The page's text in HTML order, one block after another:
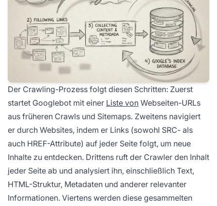
Der Crawling-Prozess folgt diesen Schritten: Zuerst
startet Googlebot mit einer Liste von Webseiten-URLs
aus früheren Crawls und Sitemaps. Zweitens navigiert
er durch Websites, indem er Links (sowohl SRC- als
auch HREF-Attribute) auf jeder Seite folgt, um neue
Inhalte zu entdecken. Drittens ruft der Crawler den Inhalt
jeder Seite ab und analysiert ihn, einschließlich Text,
HTML-Struktur, Metadaten und anderer relevanter
Informationen. Viertens werden diese gesammelten